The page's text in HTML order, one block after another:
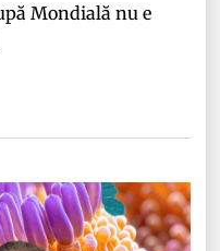
Mondială nu e